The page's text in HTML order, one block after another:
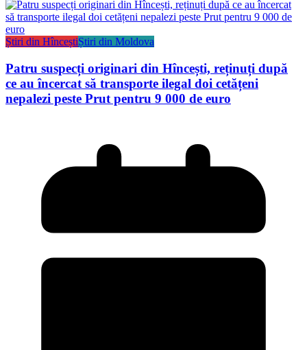
Știri din HînceștiȘtiri din Moldova
Patru suspecți originari din Hîncești, reținuți după
ce au încercat să transporte ilegal doi cetățeni
nepalezi peste Prut pentru 9 000 de euro